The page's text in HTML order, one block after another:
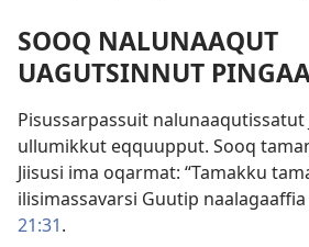
SOOQ NALUNAAQUT
UAGUTSINNUT
Pisus­sar­pas­suit
ul­lumik­kut eq­quup­put. Sooq
Jiisusi ima oqarmat: “Tamak­ku
ilisimas­savarsi Guutip naalagaaf­fia
21:31.